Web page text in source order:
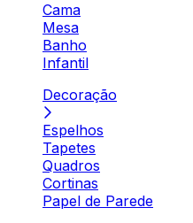
Cama
Mesa
Banho
Infantil
Decoração
Espelhos
Tapetes
Quadros
Cortinas
Papel de Parede